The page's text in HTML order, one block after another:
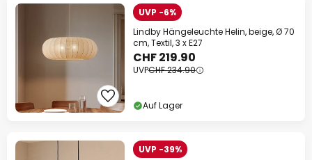
UVP -6%
Lindby Hängeleuchte Helin, beige, Ø 70
cm, Textil, 3 x E27
CHF 219.90
UVPCHF 234.90
Auf Lager
UVP -39%